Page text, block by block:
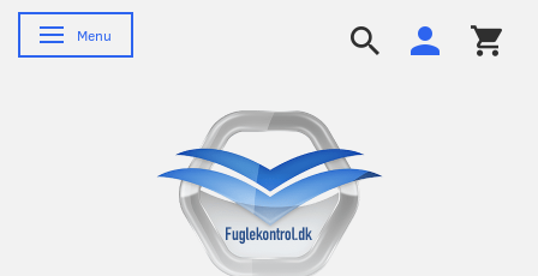
Skifte navigation
Menu